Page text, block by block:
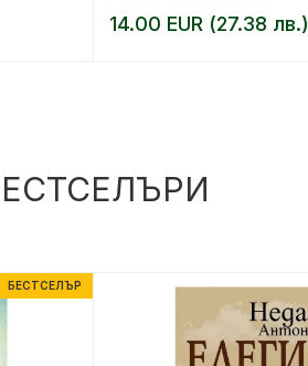
14.00 EUR (27.38 лв.)
БЕСТСЕЛЪР